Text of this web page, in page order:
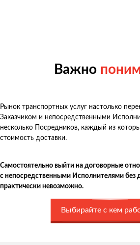
Важно
Рынок транспортных услуг настолько
Заказчиком и непосредственными
несколько Посредников, каждый из
стоимость доставки.
Самостоятельно выйти на договорные
с непосредственными Исполнителями без
практически невозможно.
Выбирайте с кем